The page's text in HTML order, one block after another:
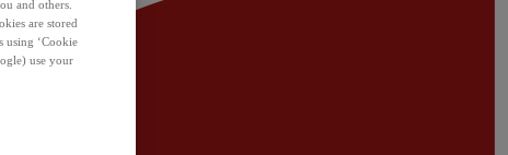
and others.
are stored
using ‘Cookie
use your